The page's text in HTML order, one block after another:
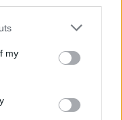
one or more Google
You may click to
third-party tags to
in below Google
my
Οι ίδιοι δίνουν
να
τις πληγές
για